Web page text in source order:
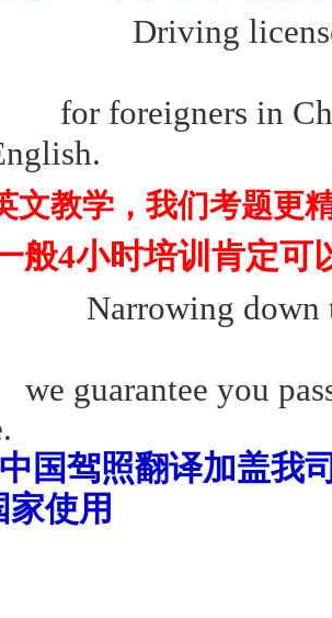
Driving
for foreigners in
文教学，我们考题更
般4小时培训肯定可
down
we guarantee you
翻译加盖我司
使用